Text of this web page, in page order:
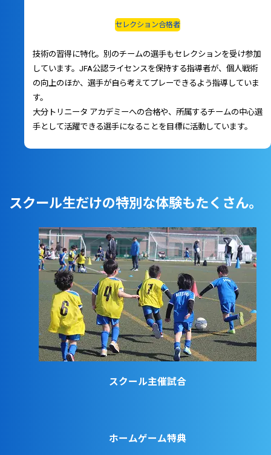
セレクション合格者
技術の習得に特化。別のチームの選手もセレクションを受け参加
しています。JFA公認ライセンスを保持する指導者が、個人戦術
の向上のほか、選手が自ら考えてプレーできるよう指導していま
す。
大分トリニータ アカデミーへの合格や、所属するチームの中心選
手として活躍できる選手になることを目標に活動しています。
スクール生だけの特別な体験もたくさん。
スクール主催試合
ホームゲーム特典